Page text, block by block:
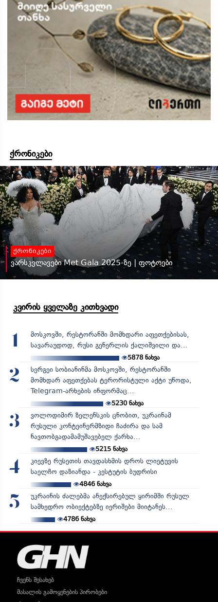
ქრონიკები
ქრონიკები
ვარსკვლავები Met Gala 2025-ზე | ფოტოები
კვირის ყველაზე კითხვადი
1
მოსკოვში, რესტორანში მომხდარი აფეთქებისას,
სავარაუდოდ, რუსი გენერლის ქალიშვილი და...
5878 ნახვა
2
სერგეი სობიანინმა მოსკოვში, რესტორანში
მომხდარ აფეთქებას ტერორისტული აქტი უწოდა,
Telegram-არხების ინფორმაც...
5230ნახვა
3
ვოლოდიმირ ზელენსკის ცნობით, უკრაინამ
რუსული კონტეინერმზიდი ჩაძირა და სამ
ნავთობგადამამუშავებელ ქარხა...
5215ნახვა
4
კიევზე რუსეთის თავდასხმის დროს ლიეტუვის
საელჩო დაზიანდა - კესტუტის ბუდრისი
4846ნახვა
5
უკრაინის ძალებმა ანექსირებულ ყირიმში რუსულ
სამხედრო ობიექტებზე იერიშები მიიტანეს...
4786ნახვა
ჩვენს შესახებ
მასალის გამოყენების პირობები